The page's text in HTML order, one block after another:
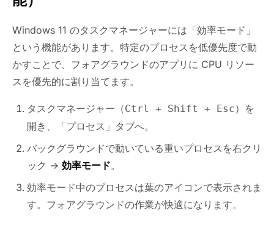
Windows 11 のタスクマネージャーには「効率モード」
という機能があります。特定のプロセスを低優先度で動
かすことで、フォアグラウンドのアプリに CPU リソー
スを優先的に割り当てます。
タスクマネージャー（Ctrl + Shift + Esc）を
開き、「プロセス」タブへ。
バックグラウンドで動いている重いプロセスを右クリ
ック → 効率モード。
効率モード中のプロセスは葉のアイコンで表示されま
す。フォアグラウンドの作業が快適になります。